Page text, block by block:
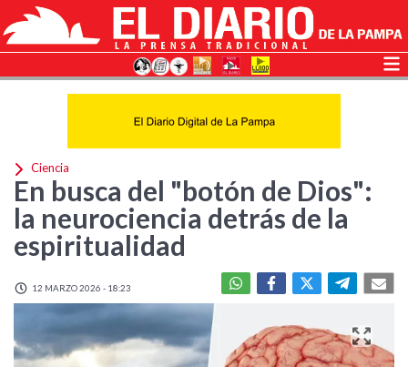
Ciencia
En busca del "botón de Dios":
la neurociencia detrás de la
espiritualidad
12 MARZO 2026 - 18:23